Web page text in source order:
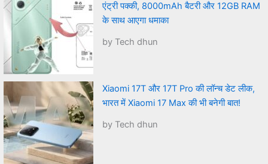
एंट्री पक्की, 8000mAh बैटरी और 12GB RAM
के साथ आएगा धमाका
by Tech dhun
Xiaomi 17T और 17T Pro की लॉन्च डेट लीक,
भारत में Xiaomi 17 Max की भी बनेगी बात!
by Tech dhun